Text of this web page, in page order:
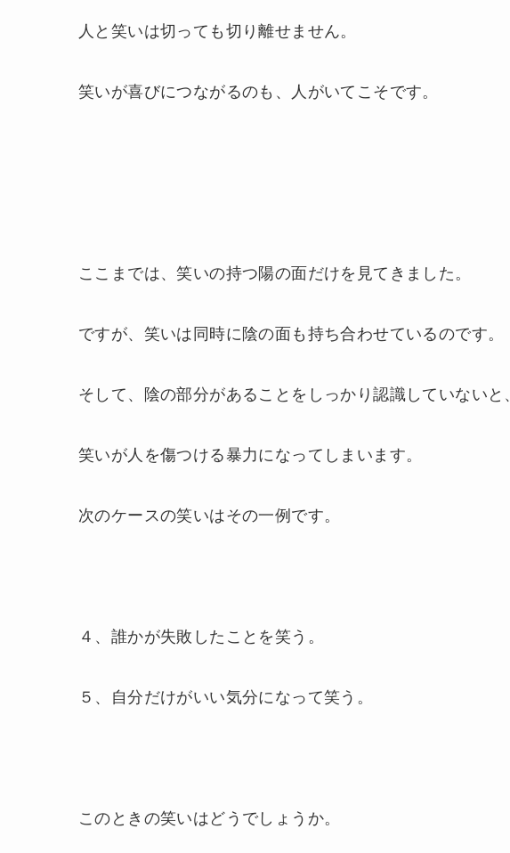
人と笑いは切っても切り離せません。
笑いが喜びにつながるのも、人がいてこそです。
ここまでは、笑いの持つ陽の面だけを見てきました。
ですが、笑いは同時に陰の面も持ち合わせているのです。
そして、陰の部分があることをしっかり認識していないと、
笑いが人を傷つける暴力になってしまいます。
次のケースの笑いはその一例です。
４、誰かが失敗したことを笑う。
５、自分だけがいい気分になって笑う。
このときの笑いはどうでしょうか。